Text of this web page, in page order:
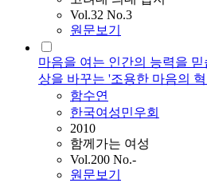
Vol.32 No.3
원문보기
마음을 여는 인간의 능력을
상을 바꾸는 '조용한 마음의
함수연
한국여성민우회
2010
함께가는 여성
Vol.200 No.-
원문보기